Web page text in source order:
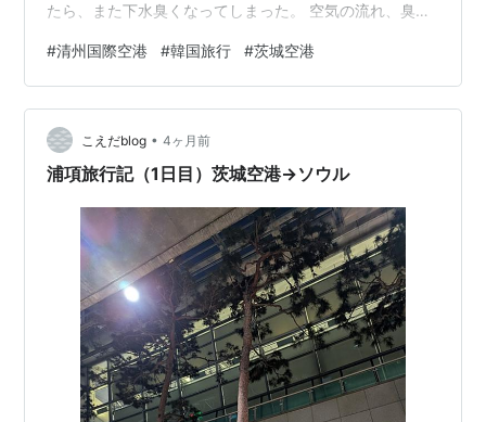
たら、また下水臭くなってしまった。 空気の流れ、臭気
くなった。 ホテルの近くのパリバケで朝食を食べた。ス
ーパーで買い物もした。 ホテルをチェックアウトし、清
州国際空港に向かった。 バスで行こうと出発したのだ
が、ホテルの目の前にタクシーが停まっていた。 誘惑に
負けて、タクシーに乗ることにした。 このタクシーの運
#清州国際空港 #韓国旅行 #茨城空港
こえだblog • 4ヶ月前
浦項旅行記（1日目）茨城空港→ソウル